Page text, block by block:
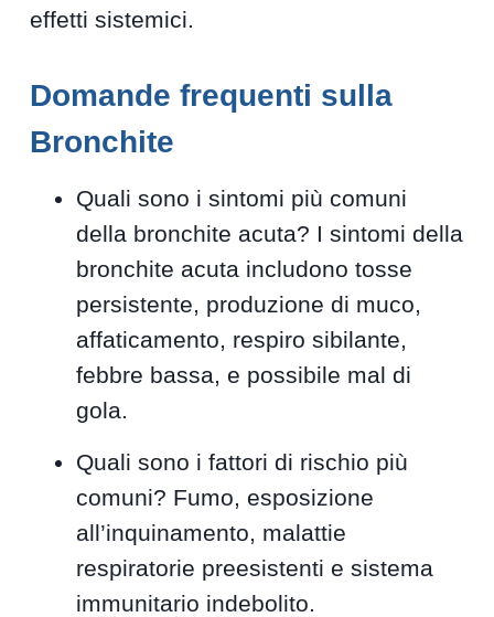
effetti sistemici.
Domande frequenti sulla
Bronchite
Quali sono i sintomi più comuni
della bronchite acuta? I sintomi della
bronchite acuta includono tosse
persistente, produzione di muco,
affaticamento, respiro sibilante,
febbre bassa, e possibile mal di
gola.
Quali sono i fattori di rischio più
comuni? Fumo, esposizione
all’inquinamento, malattie
respiratorie preesistenti e sistema
immunitario indebolito.